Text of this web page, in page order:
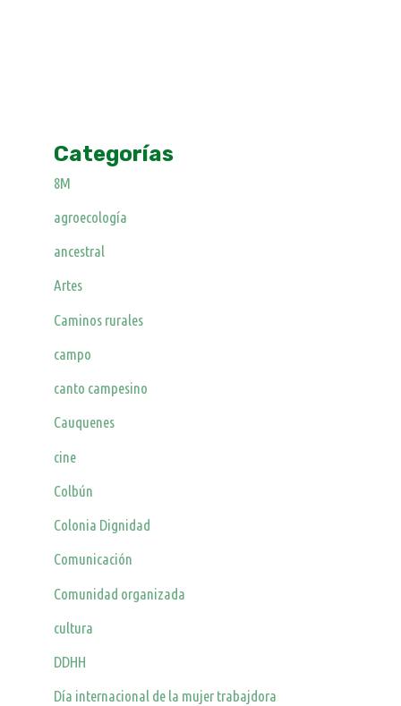
Categorías
8M
agroecología
ancestral
Artes
Caminos rurales
campo
canto campesino
Cauquenes
cine
Colbún
Colonia Dignidad
Comunicación
Comunidad organizada
cultura
DDHH
Día internacional de la mujer trabajdora